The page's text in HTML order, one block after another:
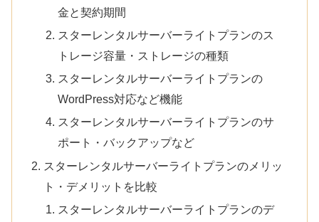
金と契約期間
スターレンタルサーバーライトプランのス
トレージ容量・ストレージの種類
スターレンタルサーバーライトプランの
WordPress対応など機能
スターレンタルサーバーライトプランのサ
ポート・バックアップなど
スターレンタルサーバーライトプランのメリッ
ト・デメリットを比較
スターレンタルサーバーライトプランのデ